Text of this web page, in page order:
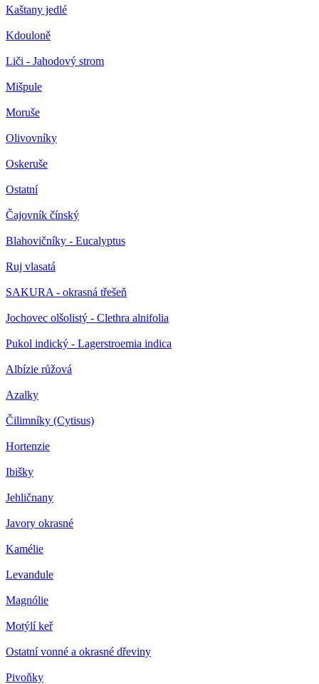
Kaštany jedlé
Kdouloně
Liči - Jahodový strom
Mišpule
Moruše
Olivovníky
Oskeruše
Ostatní
Čajovník čínský
Blahovičníky - Eucalyptus
Ruj vlasatá
SAKURA - okrasná třešeň
Jochovec olšolistý - Clethra alnifolia
Pukol indický - Lagerstroemia indica
Albízie růžová
Azalky
Čilimníky (Cytisus)
Hortenzie
Ibišky
Jehličnany
Javory okrasné
Kamélie
Levandule
Magnólie
Motýlí keř
Ostatní vonné a okrasné dřeviny
Pivoňky